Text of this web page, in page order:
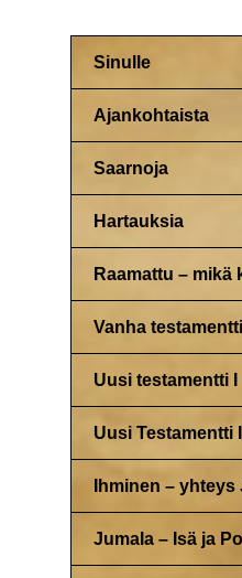
Sinulle
Ajankohtaista
Saarnoja
Hartauksia
Raamattu – mikä
Vanha testamentti
Uusi testamentti I
Uusi Testamentti II
Ihminen –
Jumala – Isä ja